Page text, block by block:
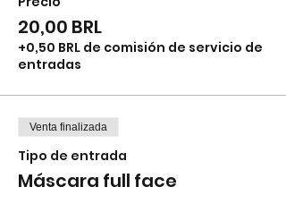
20,00 BRL
+0,50 BRL de comisión de servicio de
entradas
Venta finalizada
Tipo de entrada
Máscara full face